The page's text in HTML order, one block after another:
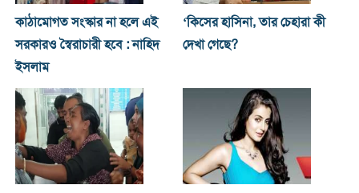
কাঠামোগত সংস্কার না হলে এই
সরকারও স্বৈরাচারী হবে : নাহিদ
ইসলাম
‘কিসের হাসিনা, তার চেহারা কী
দেখা গেছে?